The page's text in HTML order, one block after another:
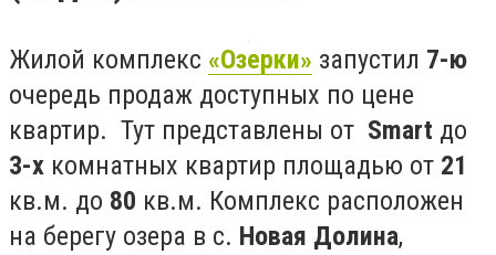
Жилой комплекс «Озерки» запустил 7-ю
очередь продаж доступных по цене
квартир. Тут представлены от Smart до
3-х комнатных квартир площадью от 21
кв.м. до 80 кв.м. Комплекс расположен
на берегу озера в с. Новая Долина,